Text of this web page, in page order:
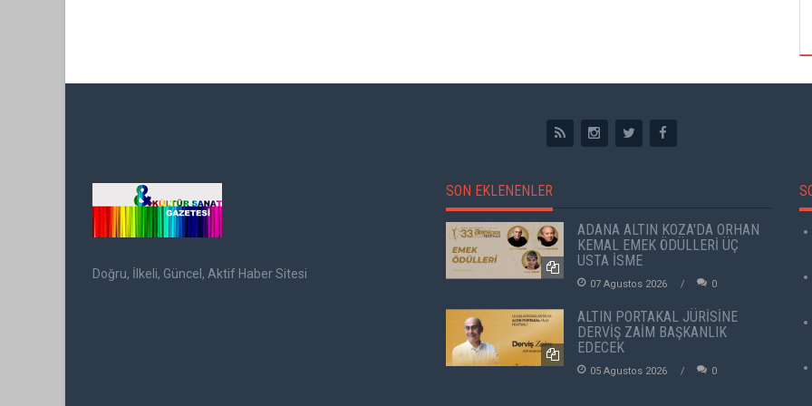
Doğru, İlkeli, Güncel, Aktif Haber Sitesi
SON EKLENENLER
ADANA ALTIN KOZA'DA ORHAN
KEMAL EMEK ÖDÜLLERİ ÜÇ
USTA İSME
07 Agustos 2026 0
ALTIN PORTAKAL JÜRİSİNE
DERVİŞ ZAİM BAŞKANLIK
EDECEK
05 Agustos 2026 0